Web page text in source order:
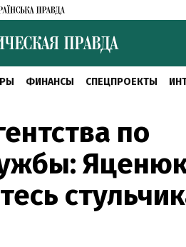
ФИНАНСЫ СПЕЦПРОЕКТЫ
по